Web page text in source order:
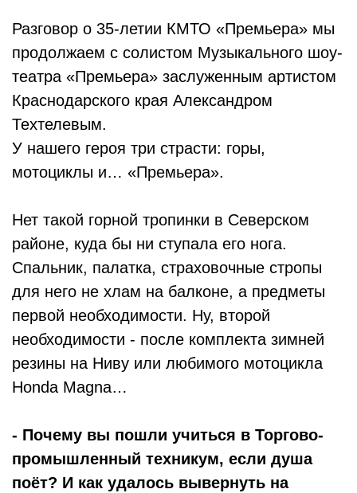
Разговор о 35-летии КМТО «Премьера» мы
продолжаем с солистом Музыкального шоу-
театра «Премьера» заслуженным артистом
Краснодарского края Александром
Техтелевым.
У нашего героя три страсти: горы,
мотоциклы и… «Премьера».
Нет такой горной тропинки в Северском
районе, куда бы ни ступала его нога.
Спальник, палатка, страховочные стропы
для него не хлам на балконе, а предметы
первой необходимости. Ну, второй
необходимости - после комплекта зимней
резины на Ниву или любимого мотоцикла
Honda Magna…
- Почему вы пошли учиться в Торгово-
промышленный техникум, если душа
поёт? И как удалось вывернуть на